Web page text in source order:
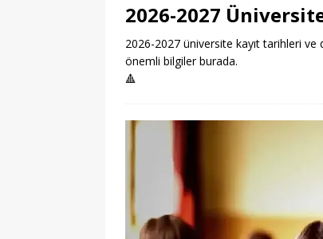
2026-2027
2026-2027 üniversite kayıt tarihleri ve
önemli bilgiler burada.
🔺